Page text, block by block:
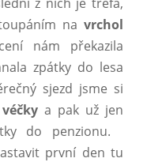
na vrchol
nám překazila
zpátky do lesa
sjezd jsme si
véčky a pak už jen
do penzionu.
první den tu